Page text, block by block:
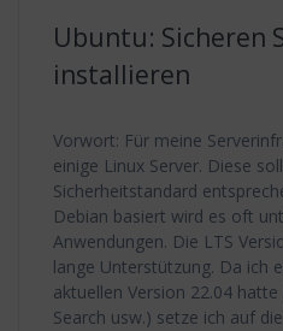
Ubuntu: Sicheren
installieren
Vorwort: Für meine
einige Linux Server. Diese
Sicherheitstandard
Debian basiert wird es oft
Anwendungen. Die LTS
lange Unterstützung. Da ich
aktuellen Version 22.04
Search usw.) setze ich auf